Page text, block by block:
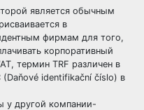
является обычным
в
фирмам для того,
корпоративный
термин TRF различен в
identifikační číslo) в
у другой компании-